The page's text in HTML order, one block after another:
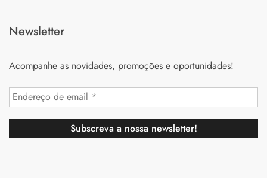
Newsletter
Acompanhe as novidades, promoções e oportunidades!